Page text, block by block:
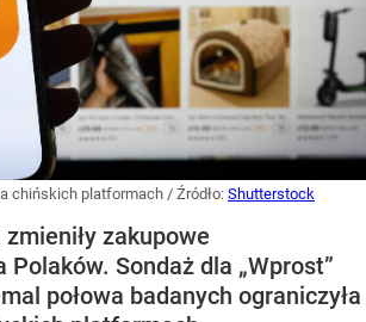
chińskich platformach / Źródło: Shutterstock
zakupowe
Polaków. Sondaż dla „Wprost”
połowa badanych ograniczyła